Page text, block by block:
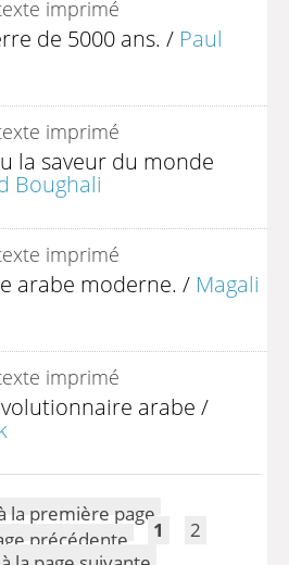
de 5000 ans. / Paul
la saveur du monde
Boughali
arabe moderne. / Magali
arabe /
1 2